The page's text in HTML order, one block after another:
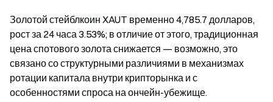
Золотой стейблкоин XAUT временно 4,785.7 долларов,
рост за 24 часа 3.53%; в отличие от этого, традиционная
цена спотового золота снижается — возможно, это
связано со структурными различиями в механизмах
ротации капитала внутри крипторынка и с
особенностями спроса на ончейн-убежище.